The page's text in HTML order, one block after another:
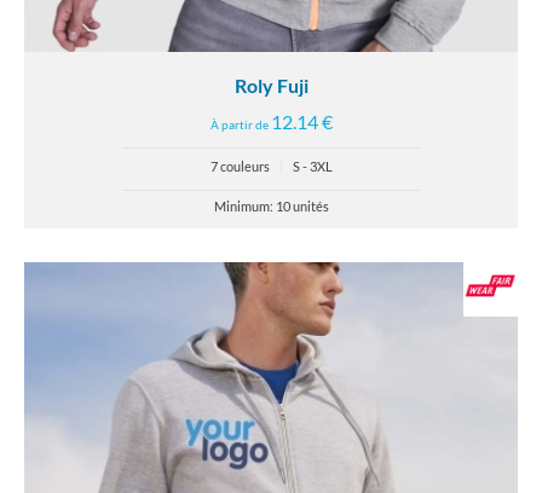
Roly Fuji
À partir de 12.14 €
7 couleurs S - 3XL
Minimum: 10 unités